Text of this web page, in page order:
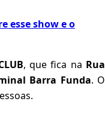
esse show e o
, que fica na Rua
Barra Funda. O